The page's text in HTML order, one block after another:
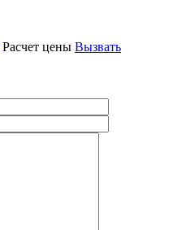
Расчет цены Вызвать